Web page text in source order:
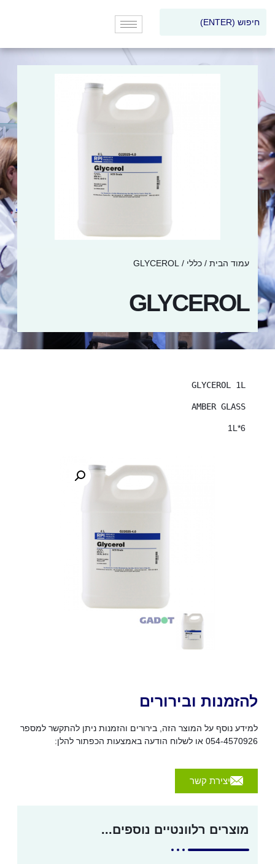
עמוד הבית / כללי / GLYCEROL
GLYCEROL
GLYCEROL 1L
AMBER GLASS
6*1L
להזמנות ובירורים
למידע נוסף על המוצר הזה, בירורים והזמנות ניתן להתקשר למספר
054-4570926 או לשלוח הודעה באמצעות הכפתור להלן:
יצירת קשר
מוצרים רלוונטיים נוספים...